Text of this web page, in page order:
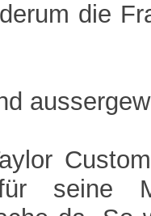
die
seine